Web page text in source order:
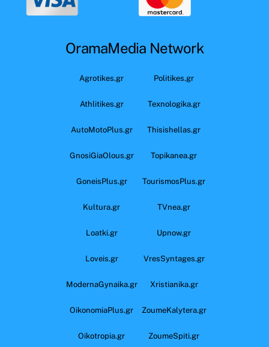
OramaMedia Network
Agrotikes.gr Politikes.gr
Athlitikes.gr Texnologika.gr
AutoMotoPlus.gr Thisishellas.gr
GnosiGiaOlous.gr Topikanea.gr
GoneisPlus.gr TourismosPlus.gr
Kultura.gr TVnea.gr
Loatki.gr Upnow.gr
Loveis.gr VresSyntages.gr
ModernaGynaika.gr Xristianika.gr
OikonomiaPlus.gr ZoumeKalytera.gr
Oikotropia.gr ZoumeSpiti.gr